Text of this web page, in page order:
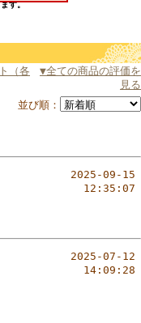
（各
▼全ての商品の評価を
見る
並び順：
2025-09-15
12:35:07
2025-07-12
14:09:28